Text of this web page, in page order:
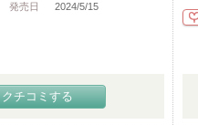
発売日
2024/5/15
クチコミする